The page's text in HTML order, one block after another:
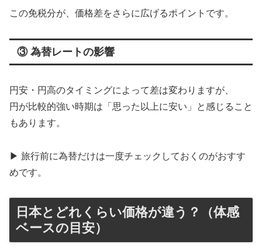
この免税分が、価格差をさらに広げるポイントです。
③ 為替レートの影響
円安・円高のタイミングによって差は変わりますが、
円が比較的強い時期は「思った以上に安い」と感じること
もあります。
▶ 旅行前に為替だけは一度チェックしておくのがおすす
めです。
日本とどれくらい価格が違う？（体感
ベースの目安）